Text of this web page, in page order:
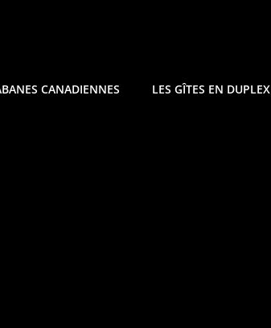
CANADIENNES LES GÎTES EN DUPLEX